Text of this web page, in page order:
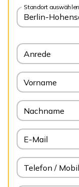
Standort auswählen
Berlin-
Anrede
Vorname
Nachname
E-Mail
Telefon / Mobil